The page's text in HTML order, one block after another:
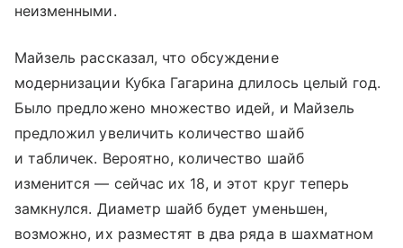
неизменными.
Майзель рассказал, что обсуждение
модернизации Кубка Гагарина длилось целый год.
Было предложено множество идей, и Майзель
предложил увеличить количество шайб
и табличек. Вероятно, количество шайб
изменится — сейчас их 18, и этот круг теперь
замкнулся. Диаметр шайб будет уменьшен,
возможно, их разместят в два ряда в шахматном